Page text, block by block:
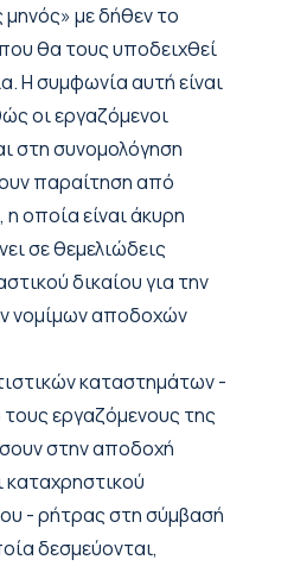
με δήθεν το
θα τους υποδειχθεί
Η συμφωνία αυτή είναι
οι εργαζόμενοι
στη συνομολόγηση
παραίτηση από
οποία είναι άκυρη
σε θεμελιώδεις
δικαίου για την
νομίμων αποδοχών
καταστημάτων -
εργαζόμενους της
στην αποδοχή
- ρήτρας στη σύμβασή
δεσμεύονται,